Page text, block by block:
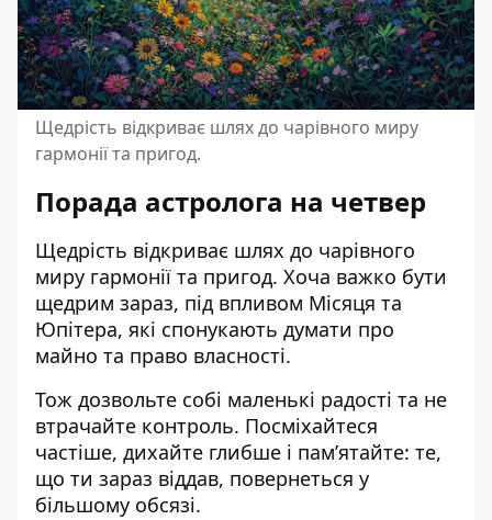
Щедрість відкриває шлях до чарівного миру
гармонії та пригод.
Порада астролога на четвер
Щедрість відкриває шлях до чарівного
миру гармонії та пригод. Хоча важко бути
щедрим зараз, під впливом Місяця та
Юпітера, які спонукають думати про
майно та право власності.
Тож дозвольте собі маленькі радості та не
втрачайте контроль. Посміхайтеся
частіше, дихайте глибше і пам’ятайте: те,
що ти зараз віддав, повернеться у
більшому обсязі.